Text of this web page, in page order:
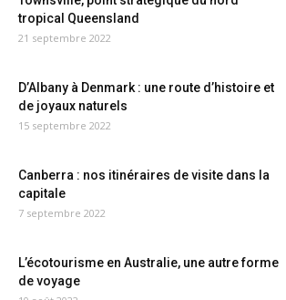
tropical Queensland
21 septembre 2022
D’Albany à Denmark : une route d’histoire et
de joyaux naturels
15 septembre 2022
Canberra : nos itinéraires de visite dans la
capitale
7 septembre 2022
L’écotourisme en Australie, une autre forme
de voyage